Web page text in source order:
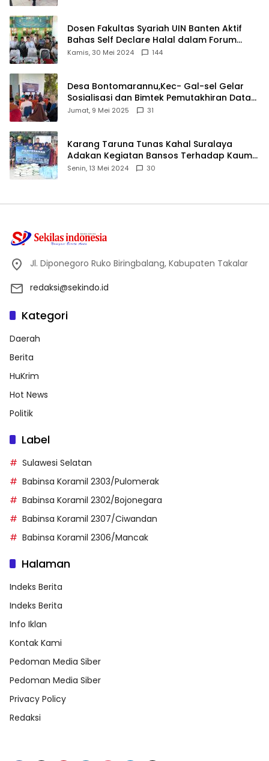
Dosen Fakultas Syariah UIN Banten Aktif
Bahas Self Declare Halal dalam Forum
Ijtima Ulama MUI
Kamis, 30 Mei 2024 144
Desa Bontomarannu,Kec- Gal-sel Gelar
Sosialisasi dan Bimtek Pemutakhiran Data
ID
Jumat, 9 Mei 2025 31
Karang Taruna Tunas Kahal Suralaya
Adakan Kegiatan Bansos Terhadap Kaum
Dhuafa dan Anak Yatim-Piatu
Senin, 13 Mei 2024 30
Jl. Diponegoro Ruko Biringbalang, Kabupaten Takalar
redaksi@sekindo.id
Kategori
Daerah
Berita
HuKrim
Hot News
Politik
Label
Sulawesi Selatan
Babinsa Koramil 2303/Pulomerak
Babinsa Koramil 2302/Bojonegara
Babinsa Koramil 2307/Ciwandan
Babinsa Koramil 2306/Mancak
Halaman
Indeks Berita
Indeks Berita
Info Iklan
Kontak Kami
Pedoman Media Siber
Pedoman Media Siber
Privacy Policy
Redaksi